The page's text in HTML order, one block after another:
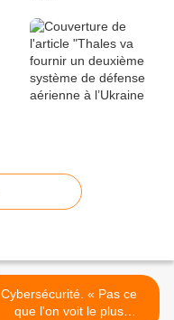
Cybersécurité. « Pas ce
que l'on voit le plus